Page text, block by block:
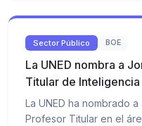
Sector Público BOE
La UNED nombra a
Titular de
La UNED ha nombrado
Profesor Titular en el